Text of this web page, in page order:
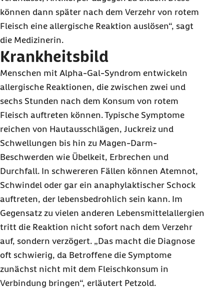
können dann später nach dem Verzehr von rotem
Fleisch eine allergische Reaktion auslösen“, sagt
die Medizinerin.
Krankheitsbild
Menschen mit Alpha-Gal-Syndrom entwickeln
allergische Reaktionen, die zwischen zwei und
sechs Stunden nach dem Konsum von rotem
Fleisch auftreten können. Typische Symptome
reichen von Hautausschlägen, Juckreiz und
Schwellungen bis hin zu Magen-Darm-
Beschwerden wie Übelkeit, Erbrechen und
Durchfall. In schwereren Fällen können Atemnot,
Schwindel oder gar ein anaphylaktischer Schock
auftreten, der lebensbedrohlich sein kann. Im
Gegensatz zu vielen anderen Lebensmittelallergien
tritt die Reaktion nicht sofort nach dem Verzehr
auf, sondern verzögert. „Das macht die Diagnose
oft schwierig, da Betroffene die Symptome
zunächst nicht mit dem Fleischkonsum in
Verbindung bringen“, erläutert Petzold.